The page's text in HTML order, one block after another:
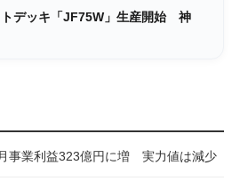
デッキ「JF75W」生産開始 神
事業利益323億円に増 実力値は減少